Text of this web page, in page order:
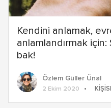
Kendini anlamak,
anlamlandırmak
bak!
Özlem Güller Ünal
2 Ekim 2020